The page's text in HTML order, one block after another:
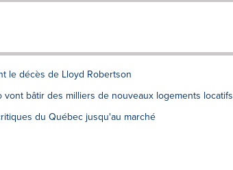
le décès de Lloyd Robertson
bâtir des milliers de nouveaux logements locatifs
du Québec jusqu'au marché